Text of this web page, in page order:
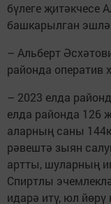
бүлеге җитәкчесе
башкарылган
– Альберт
районда оператив
– 2023 елда
елда районда 126
аларның саны
рәвештә зыян
артты, шуларның
Спиртлы
идарә итү, юл йөрү